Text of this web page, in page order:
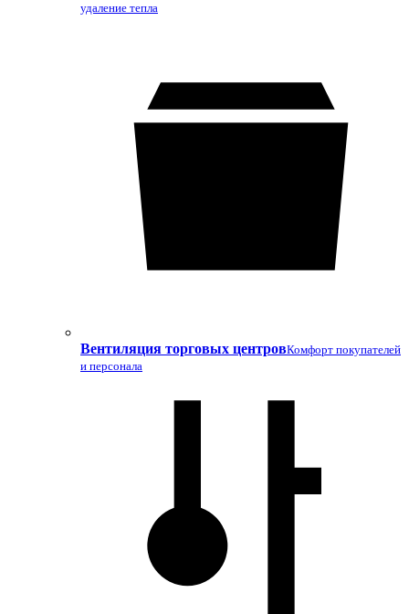
удаление тепла
Вентиляция торговых центровКомфорт покупателей
и персонала